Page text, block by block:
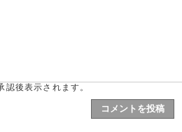
後表示されます。